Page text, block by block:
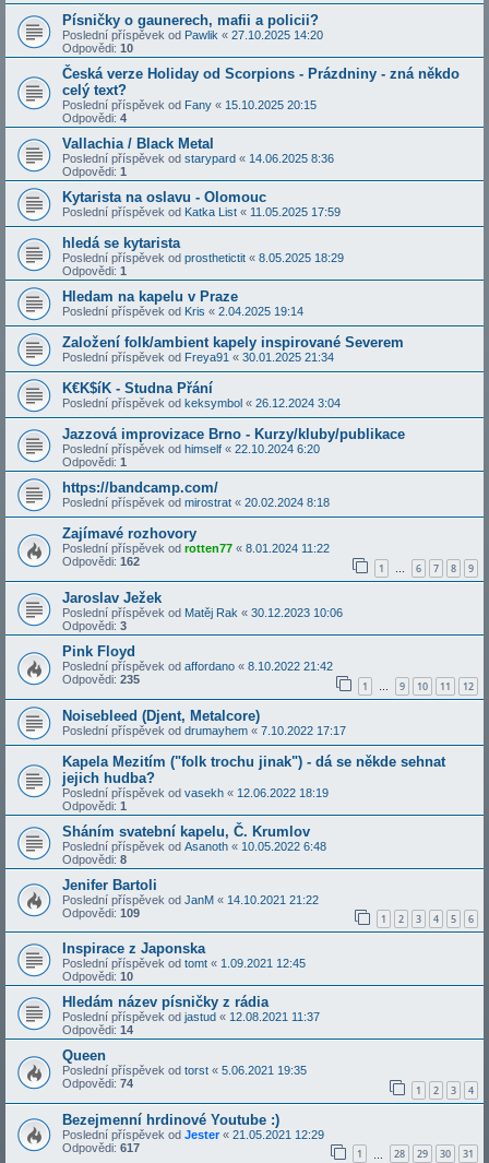
Písničky o gaunerech, mafii a policii?
Poslední příspěvek od Pawlik « 27.10.2025 14:20
Odpovědi: 10
Česká verze Holiday od Scorpions - Prázdniny - zná někdo
celý text?
Poslední příspěvek od Fany « 15.10.2025 20:15
Odpovědi: 4
Vallachia / Black Metal
Poslední příspěvek od starypard « 14.06.2025 8:36
Odpovědi: 1
Kytarista na oslavu - Olomouc
Poslední příspěvek od Katka List « 11.05.2025 17:59
hledá se kytarista
Poslední příspěvek od prosthetictit « 8.05.2025 18:29
Odpovědi: 1
Hledam na kapelu v Praze
Poslední příspěvek od Kris « 2.04.2025 19:14
Založení folk/ambient kapely inspirované Severem
Poslední příspěvek od Freya91 « 30.01.2025 21:34
K€K$íK - Studna Přání
Poslední příspěvek od keksymbol « 26.12.2024 3:04
Jazzová improvizace Brno - Kurzy/kluby/publikace
Poslední příspěvek od himself « 22.10.2024 6:20
Odpovědi: 1
https://bandcamp.com/
Poslední příspěvek od mirostrat « 20.02.2024 8:18
Zajímavé rozhovory
Poslední příspěvek od rotten77 « 8.01.2024 11:22
Odpovědi: 162 1 … 6 7 8 9
Jaroslav Ježek
Poslední příspěvek od Matěj Rak « 30.12.2023 10:06
Odpovědi: 3
Pink Floyd
Poslední příspěvek od affordano « 8.10.2022 21:42
Odpovědi: 235 1 … 9 10 11 12
Noisebleed (Djent, Metalcore)
Poslední příspěvek od drumayhem « 7.10.2022 17:17
Kapela Mezitím ("folk trochu jinak") - dá se někde sehnat
jejich hudba?
Poslední příspěvek od vasekh « 12.06.2022 18:19
Odpovědi: 1
Sháním svatební kapelu, Č. Krumlov
Poslední příspěvek od Asanoth « 10.05.2022 6:48
Odpovědi: 8
Jenifer Bartoli
Poslední příspěvek od JanM « 14.10.2021 21:22
Odpovědi: 109 1 2 3 4 5 6
Inspirace z Japonska
Poslední příspěvek od tomt « 1.09.2021 12:45
Odpovědi: 10
Hledám název písničky z rádia
Poslední příspěvek od jastud « 12.08.2021 11:37
Odpovědi: 14
Queen
Poslední příspěvek od torst « 5.06.2021 19:35
Odpovědi: 74 1 2 3 4
Bezejmenní hrdinové Youtube :)
Poslední příspěvek od Jester« 21.05.2021 12:29
Odpovědi: 617 1 28 29 30 31